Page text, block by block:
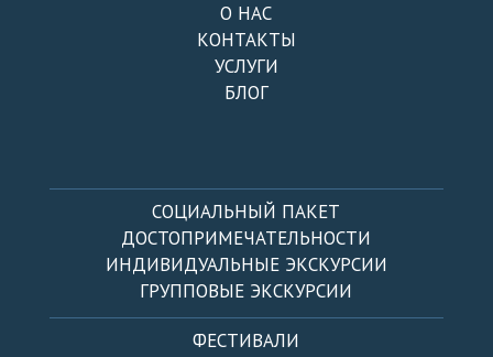
О НАС
КОНТАКТЫ
УСЛУГИ
БЛОГ
СОЦИАЛЬНЫЙ ПАКЕТ
ДОСТОПРИМЕЧАТЕЛЬНОСТИ
ИНДИВИДУАЛЬНЫЕ ЭКСКУРСИИ
ГРУППОВЫЕ ЭКСКУРСИИ
ФЕСТИВАЛИ